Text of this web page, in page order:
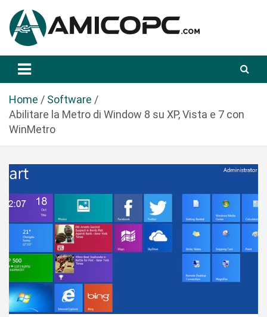
a
Amicopc.com
Home
Software
Abilitare la Metro di Window 8 su XP, Vista e 7 con
WinMetro